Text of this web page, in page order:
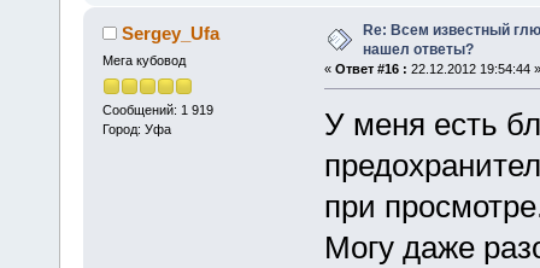
Sergey_Ufa
Мега кубовод
Сообщений: 1 919
Город: Уфа
Re: Всем известный
нашел ответы?
« Ответ #16 : 22.12.2012 19:54:44 »
У меня есть
при
Могу даже